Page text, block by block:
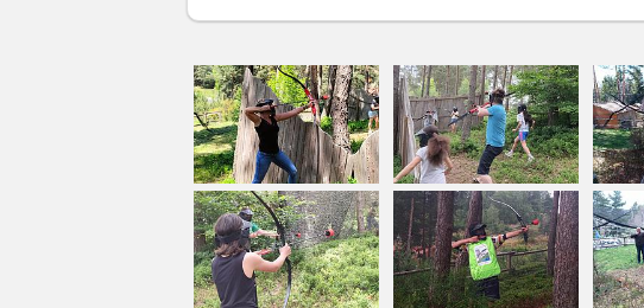
réservation au 06 88 47 80 18
"Une immersion guidée en nature pour ralentir,
BAIN DE FORET : immersion en forêt le temps
balade de 2/3 km pendant minimum 2 h, ponctuée
(sur réservation, pour 2 personnes minimum, 20€ /